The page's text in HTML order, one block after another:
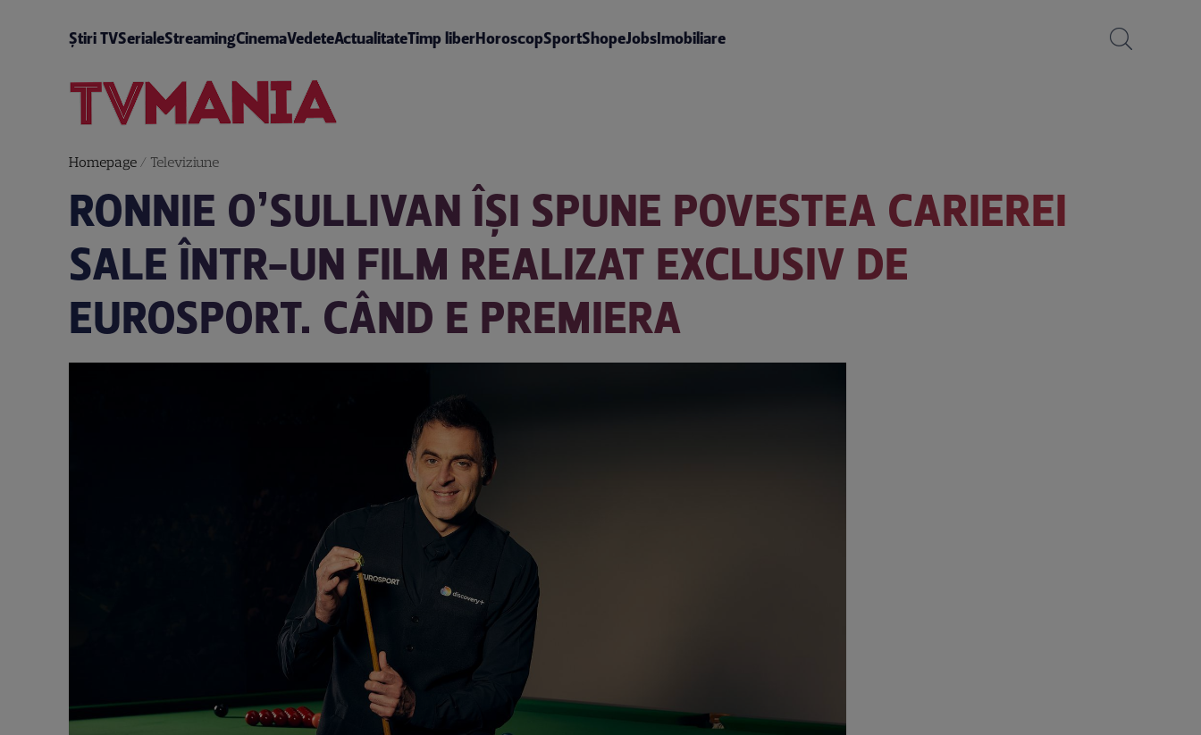
Știri TVSerialeStreamingCinemaVedeteActualitateTimp liberHoroscopSportShopeJobsImobiliare
Homepage/ Televiziune
RONNIE O’SULLIVAN ÎȘI SPUNE POVESTEA CARIEREI
SALE ÎNTR-UN FILM REALIZAT EXCLUSIV DE
EUROSPORT. CÂND E PREMIERA